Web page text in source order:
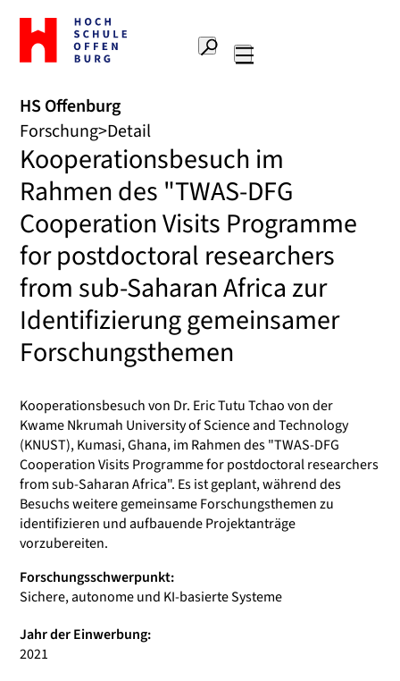
Zur
Startseite
Hochschule
Suche
HS Offenburg
Forschung Detail
Kooperationsbesuch im
Rahmen des "TWAS-DFG
Cooperation Visits Programme
for postdoctoral researchers
from sub-Saharan Africa zur
Identifizierung gemeinsamer
Forschungsthemen
Kooperationsbesuch von Dr. Eric Tutu Tchao von der
Kwame Nkrumah University of Science and Technology
(KNUST), Kumasi, Ghana, im Rahmen des "TWAS-DFG
Cooperation Visits Programme for postdoctoral researchers
from sub-Saharan Africa". Es ist geplant, während des
Besuchs weitere gemeinsame Forschungsthemen zu
identifizieren und aufbauende Projektanträge
vorzubereiten.
Forschungsschwerpunkt:
Sichere, autonome und KI-basierte Systeme
Jahr der Einwerbung:
2021